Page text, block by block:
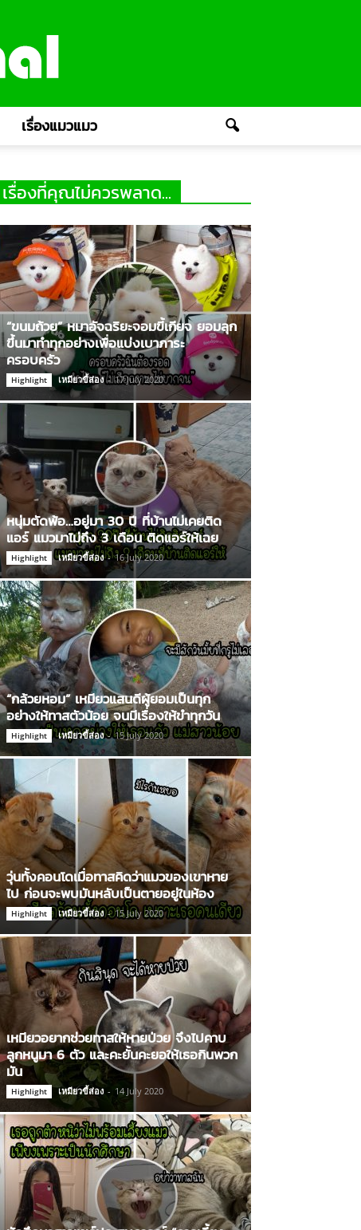
เรื่องแมวแมว
เรื่องที่คุณไม่ควรพลาด...
“ขนมถ้วย” หมาอัจฉริยะจอมขี้เกียจ ยอมลุก
ขึ้นมาทำทุกอย่างเพื่อแบ่งเบาภาระ
ครอบครัว
Highlight เหมียวขี้ส่อง - 17 July 2020
หนุ่มตัดพ้อ…อยู่มา 30 ปี ที่บ้านไม่เคยติด
แอร์ แมวมาไม่ถึง 3 เดือน ติดแอร์ให้เฉย
Highlight เหมียวขี้ส่อง - 16 July 2020
“กล้วยหอม” เหมียวแสนดีผู้ยอมเป็นทุก
อย่างให้ทาสตัวน้อย จนมีเรื่องให้ขำทุกวัน
Highlight เหมียวขี้ส่อง - 15 July 2020
วุ่นทั้งคอนโดเมื่อทาสคิดว่าแมวของเขาหาย
ไป ก่อนจะพบมันหลับเป็นตายอยู่ในห้อง
Highlight เหมียวขี้ส่อง - 15 July 2020
เหมียวอยากช่วยทาสให้หายป่วย จึงไปคาบ
ลูกหนูมา 6 ตัว และคะยั้นคะยอให้เธอกินพวก
มัน
Highlight เหมียวขี้ส่อง - 14 July 2020